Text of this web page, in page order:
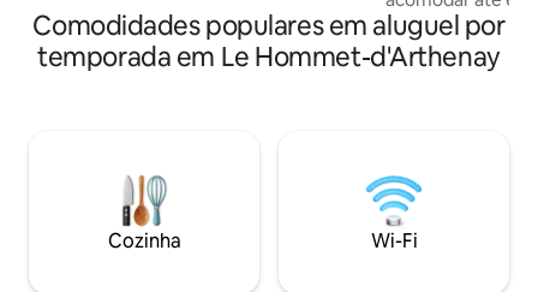
3 estrelas". Localizado no centro de
Manche (Agneaux), a 500 m da Via
Verde, a 5 minutos a pé do Instituto, a 8
Mar, a 40 minutos de Bayeux. Entrada
independente pelo pátio externo,
localizado sob o terraço da nossa casa
(caixa de chaves segura).
grande no andar
casal + 1 cama de
quarto grande no
estar grande -
(em
cozinha equipada
Comodidades populares em aluguel por
temporada em Le Hommet-d'Arthenay
Cozinha Wi-Fi